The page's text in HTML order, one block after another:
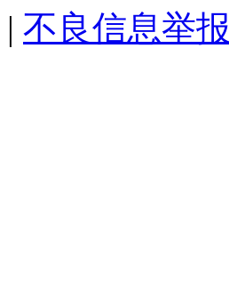
| 不良信息举报